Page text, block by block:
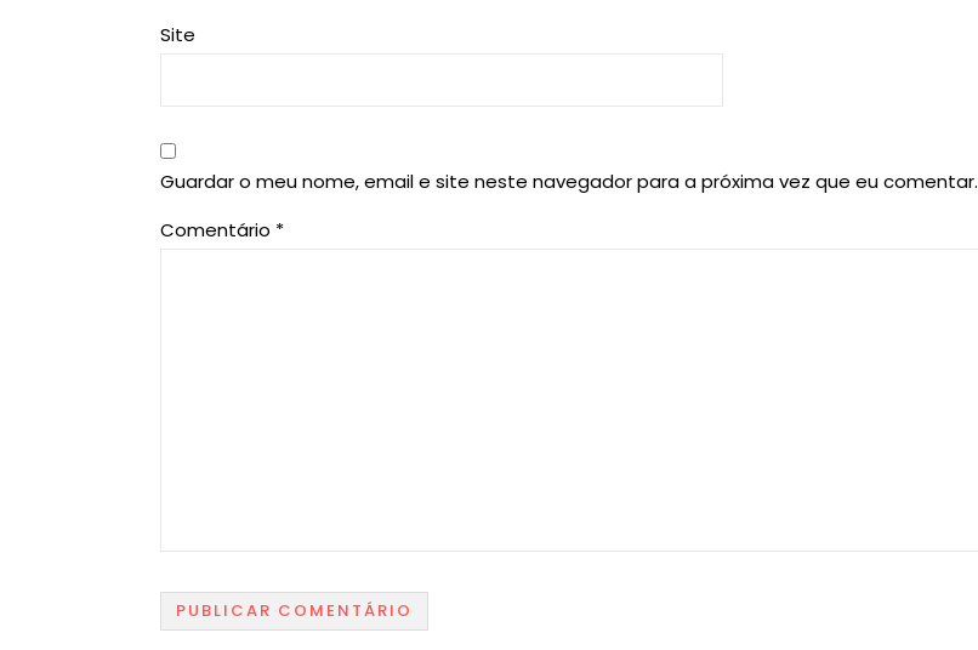
Site
Guardar o meu nome, email e site neste navegador para a próxima vez que eu comentar.
Comentário *